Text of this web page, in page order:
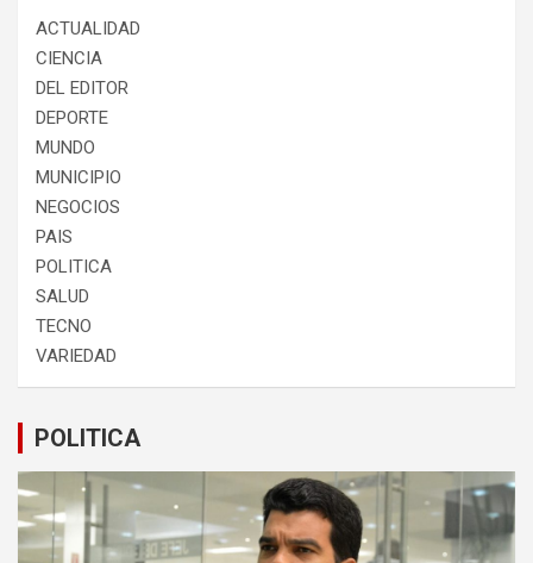
ACTUALIDAD
CIENCIA
DEL EDITOR
DEPORTE
MUNDO
MUNICIPIO
NEGOCIOS
PAIS
POLITICA
SALUD
TECNO
VARIEDAD
POLITICA